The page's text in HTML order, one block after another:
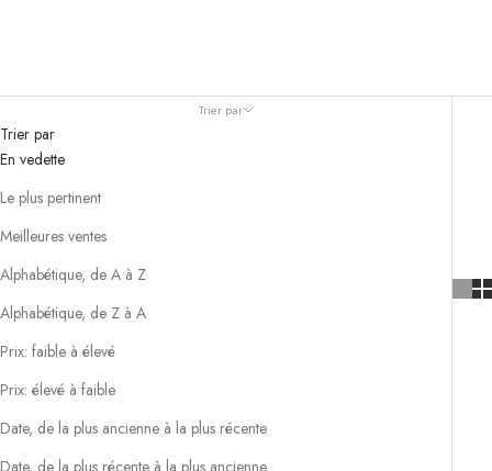
Trier par
Trier par
En vedette
Le plus pertinent
Meilleures ventes
Alphabétique, de A à Z
Alphabétique, de Z à A
Prix: faible à élevé
Prix: élevé à faible
Date, de la plus ancienne à la plus récente
Date, de la plus récente à la plus ancienne